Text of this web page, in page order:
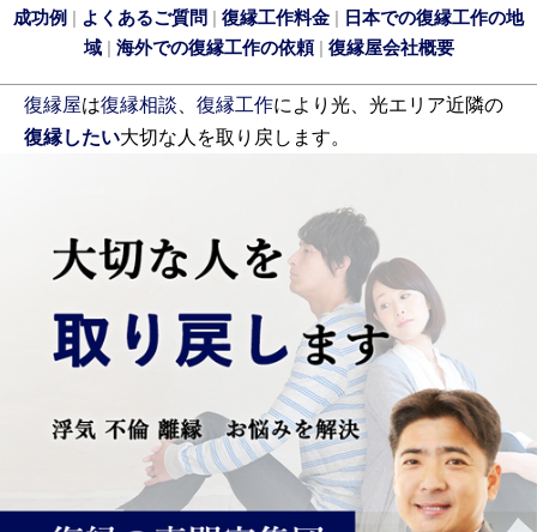
成功例 | よくあるご質問 | 復縁工作料金 | 日本での復縁工作の地
域| 海外での復縁工作の依頼| 復縁屋会社概要
復縁屋は復縁相談 復縁工作により光、光エリア近隣の
復縁したい大切な人を取り戻します。